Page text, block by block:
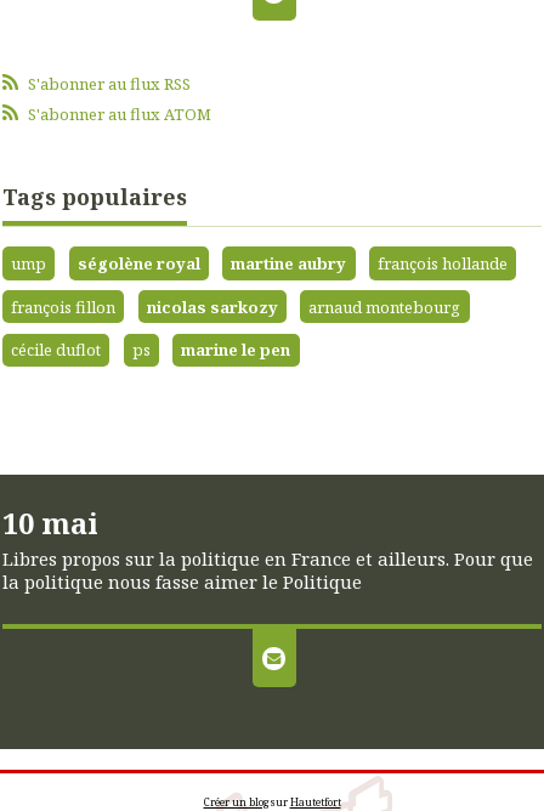
S'abonner au flux RSS
S'abonner au flux ATOM
Tags populaires
ump ségolène royal martine aubry
françois hollande
françois fillon
nicolas sarkozy
arnaud montebourg
cécile duflot
ps marine le pen
10 mai
Libres propos sur la politique en France et ailleurs. Pour que
la politique nous fasse aimer le Politique
Créer un blogsurHautetfort